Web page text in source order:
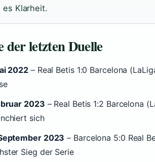
es Klarheit.
der letzten Duelle
2022 – Real Betis 1:0 Barcelona
2023 – Real Betis 1:2 Barcelona
sich
2023 – Barcelona 5:0 Real
Sieg der Serie